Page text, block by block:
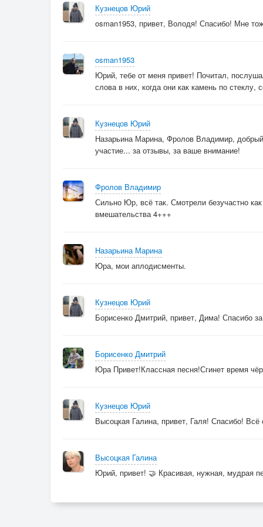
Отцвела черёмуха белая, родимая,
А была пушистая с шапкой набекрень.
2016 год
Кузнецов Юрий
osman1953, привет, Володя! Спасибо! Мне
osman1953
Юрий, тебе от меня привет! Почитал,
слова в них, когда они как камень по
Кузнецов Юрий
Назарьина Марина, Фролов Владимир,
участие... за отзывы, за ваше внимание!
Фролов Владимир
Сильно Юр, всё так. Смотрели безучастно
вмешательства 4+++
Назарьина Марина
Юра, мои аплодисменты.
Кузнецов Юрий
Борисенко Дмитрий, привет, Дима! Спасибо
Борисенко Дмитрий
Юра Привет!Классная песня!Сгинет время
Кузнецов Юрий
Высоцкая Галина, привет, Галя! Спасибо!
Высоцкая Галина
Юрий, привет! 🤝 Красивая, нужная,